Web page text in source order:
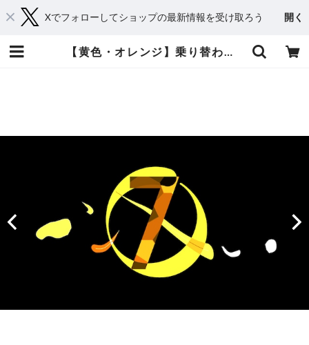
Xでフォローしてショップの最新情報を受け取ろう 開く
【黄色・オレンジ】乗り替わり素材としても使えるゴシック系カウントダウンCG素材 乗り替わり素材・Premiere Proデータ付 | てれそ